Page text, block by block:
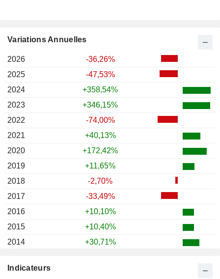
Indicateurs
Variations Annuelles
2026
-36,26%
2025
-47,53%
2024
+358,54%
2023
+346,15%
2022
-74,00%
2021
+40,13%
2020
+172,42%
2019
+11,65%
2018
-2,70%
2017
-33,49%
2016
+10,10%
2015
+10,40%
2014
+30,71%
2012